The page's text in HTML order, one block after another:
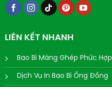
LIÊN KẾT NHANH
Bao Bì Màng Ghép Phức Hợp
Dịch Vụ In Bao Bì Ống Đồng